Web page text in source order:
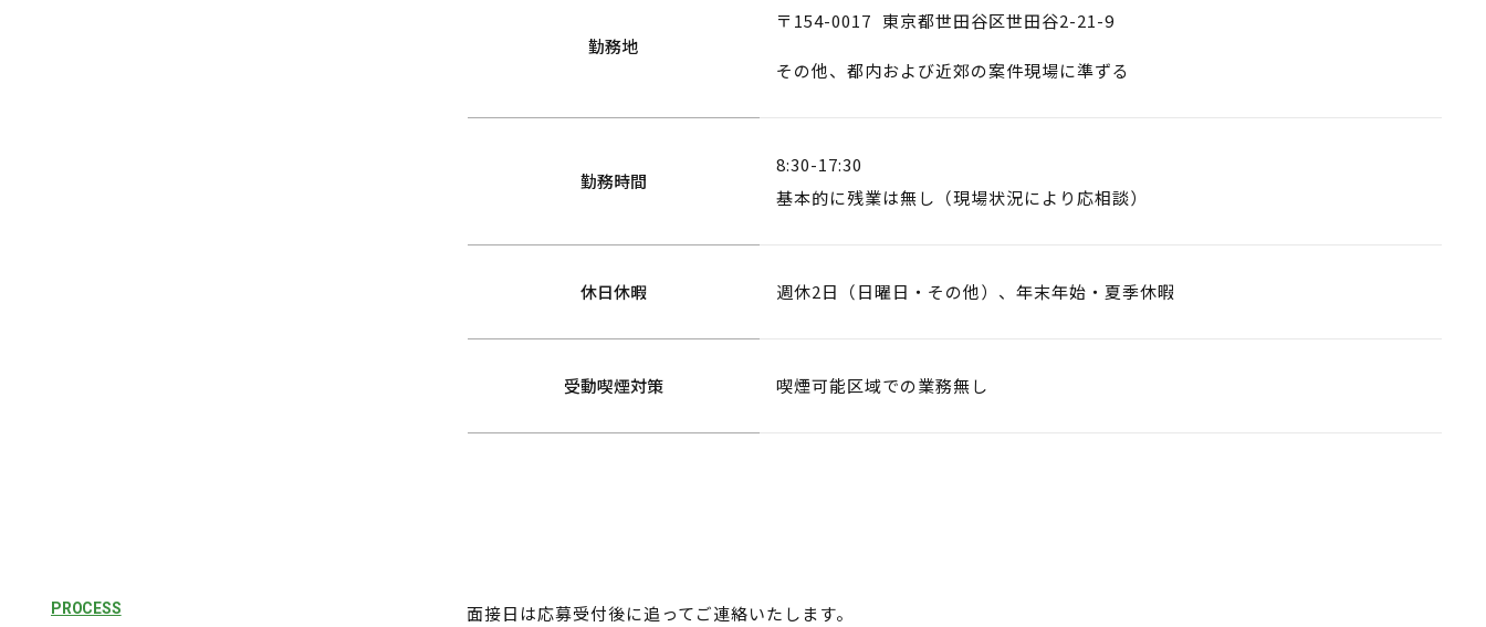
勤務地
〒154-0017 東京都世田谷区世田谷2-21-9
その他、都内および近郊の案件現場に準ずる
勤務時間
8:30-17:30
基本的に残業は無し（現場状況により応相談）
休日休暇 週休2日（日曜日・その他）、年末年始・夏季休暇
受動喫煙対策 喫煙可能区域での業務無し
PROCESS 面接日は応募受付後に追ってご連絡いたします。